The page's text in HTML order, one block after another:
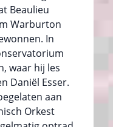
Beaulieu
Warburton
In
waar hij les
Daniël Esser.
aan
Orkest